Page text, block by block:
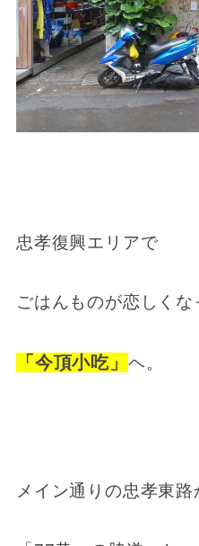
忠孝復興エリアで
ごはんものが恋しくな
「今頂小吃」 ヘ。
メイン通りの忠孝東路